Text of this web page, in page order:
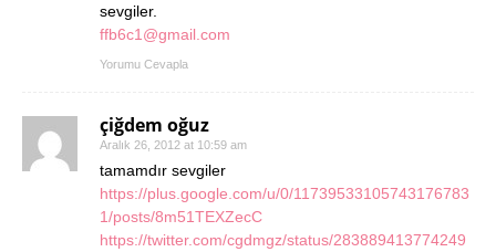
sevgiler.
ffb6c1@gmail.com
Yorumu Cevapla
çiğdem oğuz
Aralık 26, 2012 at 10:59 am
tamamdır sevgiler
https://plus.google.com/u/0/11739533105743176783
1/posts/8m51TEXZecC
https://twitter.com/cgdmgz/status/283889413774249